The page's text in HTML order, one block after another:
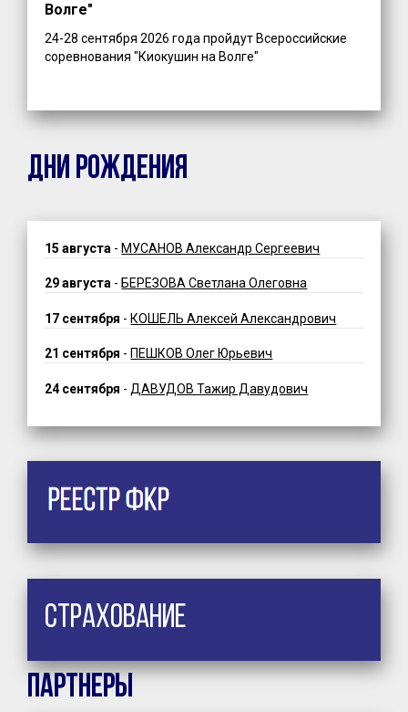
Волге"
24-28 сентября 2026 года пройдут Всероссийские
соревнования "Киокушин на Волге"
ДНИ РОЖДЕНИЯ
15 августа - МУСАНОВ Александр Сергеевич
29 августа - БЕРЕЗОВА Светлана Олеговна
17 сентября - КОШЕЛЬ Алексей Александрович
21 сентября - ПЕШКОВ Олег Юрьевич
24 сентября - ДАВУДОВ Тажир Давудович
Страхование
Партнеры